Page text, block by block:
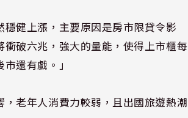
健上漲，主要原因是房市限貸令影
破六兆，強大的量能，使得上市櫃每
還有戲。」
老年人消費力較弱，且出國旅遊熱潮